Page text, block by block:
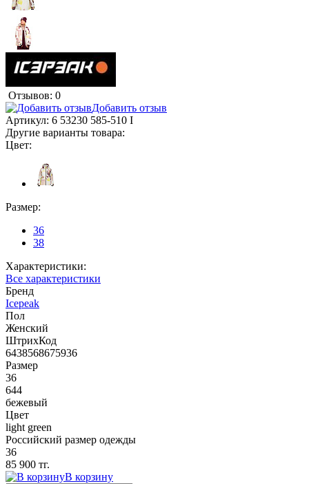
Отзывов: 0
Добавить отзыв
Артикул: 6 53230 585-510 I
Другие варианты товара:
Цвет:
Размер:
36
38
Характеристики:
Все характеристики
Бренд
Icepeak
Пол
Женский
ШтрихКод
6438568675936
Размер
36
644
бежевый
Цвет
light green
Российский размер одежды
36
85 900 тг.
В корзину